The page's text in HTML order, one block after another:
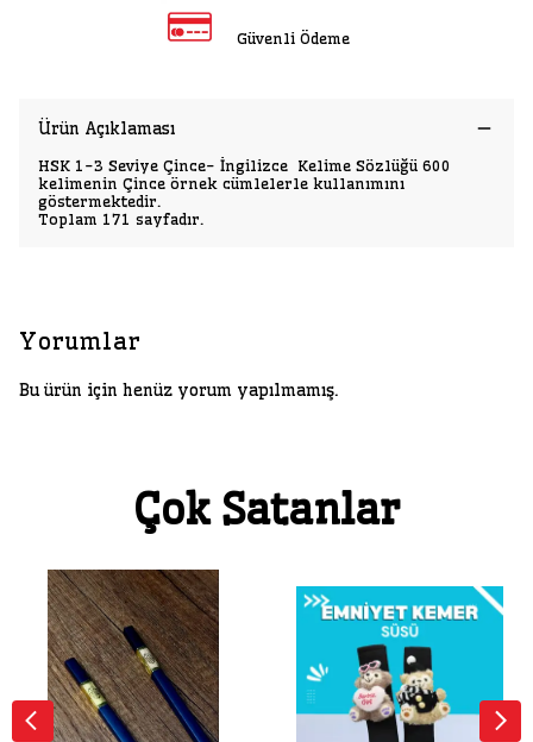
Güvenli Ödeme
Ürün Açıklaması
HSK 1-3 Seviye Çince- İngilizce Kelime Sözlüğü 600
kelimenin Çince örnek cümlelerle kullanımını
göstermektedir.
Toplam 171 sayfadır.
Yorumlar
Bu ürün için henüz yorum yapılmamış.
Çok Satanlar